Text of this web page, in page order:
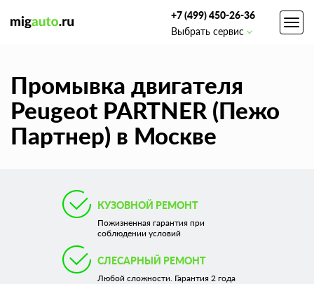
+7 (499) 450-26-36
Выбрать сервис
Промывка двигателя
Peugeot PARTNER (Пежо
Партнер) в Москве
КУЗОВНОЙ РЕМОНТ
Пожизненная гарантия при
соблюдении условий
СЛЕСАРНЫЙ РЕМОНТ
Любой сложности. Гарантия 2 года